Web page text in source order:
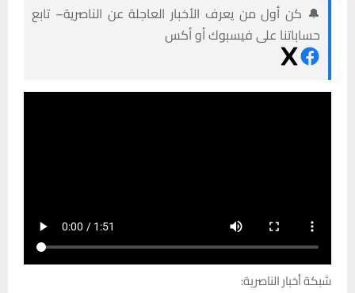
🔔 كن أول من يعرف الأخبار العاجلة عن الناصرية– تابع
حساباتنا على فيسبوك أو أكس
شبكة أخبار الناصرية: